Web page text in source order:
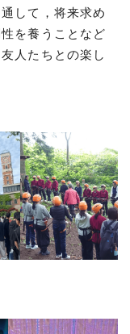
して，将来求め
を養うことなど
人たちとの楽し